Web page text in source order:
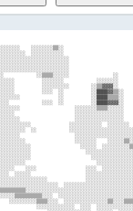
░░
░░▒▒▒▒░░░░░░
░░░░░░░░
░░░░░░░░░░
░░░░  ░░
░░
░░░░
░░░░░░░░░░░░
░░
░░░░░░░░
░░░░░░
░░░░                  ░░░░
░░░░░░
░░░░░░░░░░▒▒▒▒░░░░
░░░░░░░░░░░░░░  ░░░░